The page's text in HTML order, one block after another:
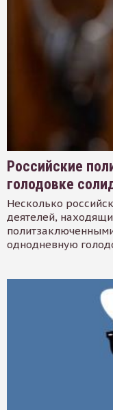
Российские
голодовке
Несколько
деятелей,
однодневную